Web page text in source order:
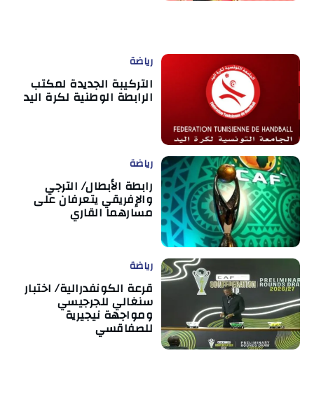
رياضة
التركيبة الجديدة لمكتب
الرابطة الوطنية لكرة اليد
رياضة
رابطة الأبطال/ الترجي
والإفريقي يتعرفان على
مسارهما القاري
رياضة
قرعة الكونفدرالية/ اختبار
سنغالي للجرجيسي
ومواجهة نيجيرية
للصفاقسي